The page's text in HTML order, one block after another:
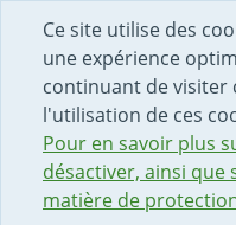
Ce site utilise des
une expérience
continuant de visiter
l'utilisation de ces
Pour en savoir plus
désactiver, ainsi
matière de
DÉBUT DU CONTENU
ACCÈS AU CHAMP DE
PAGE D'ACCUEIL
FORMULAIRE DE